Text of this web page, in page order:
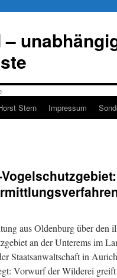
Stern Impressum
aus Oldenburg über den
an der Unterems im
Staatsanwaltschaft in
Vorwurf der Wilderei